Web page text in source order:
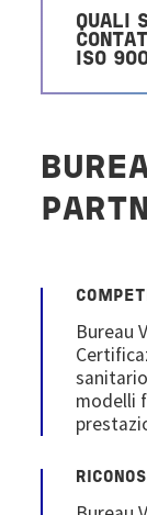
QUALI
ISO
Bureau
modelli